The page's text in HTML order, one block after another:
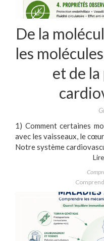
De la
les
et de
1) Comment certaines
avec les vaisseaux, le
Notre système